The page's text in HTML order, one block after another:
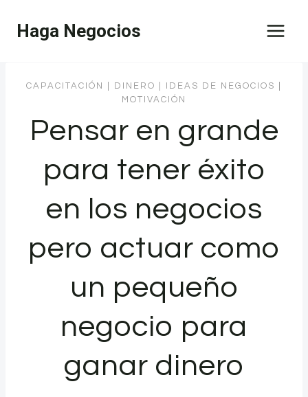
Haga Negocios
CAPACITACIÓN DINERO IDEAS DE NEGOCIOS
MOTIVACIÓN
Pensar en grande
para tener éxito
en los negocios
pero actuar como
un pequeño
negocio para
ganar dinero